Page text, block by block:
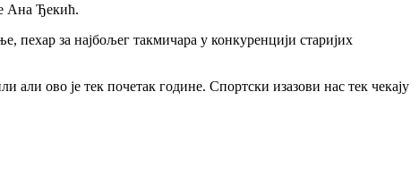
Ана Ђекић.
пехар за најбољег такмичара у конкуренцији старијих
ово је тек почетак године. Спортски изазови нас тек чекају